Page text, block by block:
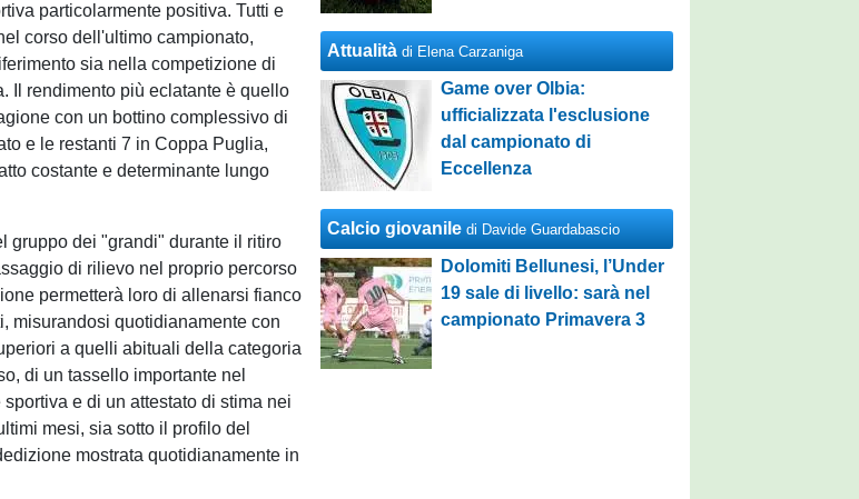
particolarmente positiva. Tutti e
corso dell'ultimo campionato,
sia nella competizione di
Il rendimento più eclatante è quello
con un bottino complessivo di
e le restanti 7 in Coppa Puglia,
costante e determinante lungo
gruppo dei "grandi" durante il ritiro
di rilievo nel proprio percorso
permetterà loro di allenarsi fianco
misurandosi quotidianamente con
a quelli abituali della categoria
di un tassello importante nel
e di un attestato di stima nei
mesi, sia sotto il profilo del
mostrata quotidianamente in
Attualità di Elena Carzaniga
Game over Olbia:
ufficializzata l'esclusione
dal campionato di
Eccellenza
Calcio giovanile di Davide Guardabascio
Dolomiti Bellunesi, l’Under
19 sale di livello: sarà nel
campionato Primavera 3